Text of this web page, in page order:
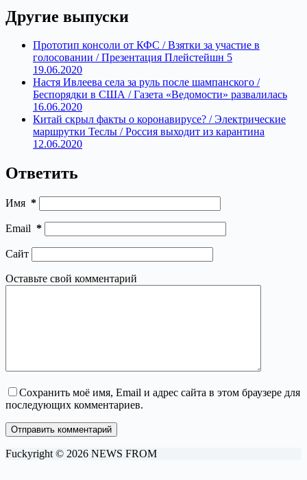
Другие выпуски
Прототип консоли от КФС / Взятки за участие в
голосовании / Презентация Плейстейшн 5
19.06.2020
Настя Ивлеева села за руль после шампанского /
Беспорядки в США / Газета «Ведомости» развалилась
16.06.2020
Китай скрыл факты о коронавирусе? / Электрические
маршрутки Теслы / Россия выходит из карантина
12.06.2020
Ответить
Имя *
Email *
Сайт
Оставьте свой комментарий
Сохранить моё имя, Email и адрес сайта в этом браузере для
последующих комментариев.
Отправить комментарий
Fuckyright © 2026 NEWS FROM